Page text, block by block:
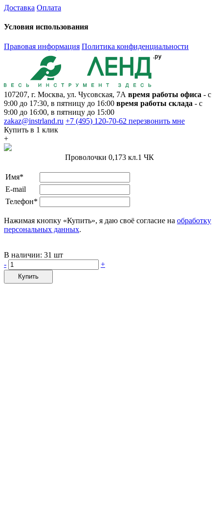
Доставка Оплата
Условия использования
Правовая информация Политика конфиденциальности
107207, г. Москва, ул. Чусовская, 7А время работы офиса - с
9:00 до 17:30, в пятницу до 16:00 время работы склада - с
9:00 до 16:00, в пятницу до 15:00
zakaz@instrland.ru +7 (495) 120-70-62 перезвонить мне
Купить в 1 клик
+
Проволочки 0,173 кл.1 ЧК
Имя*
E-mail
Телефон*
Нажимая кнопку «Купить», я даю своё согласие на обработку
персональных данных.
В наличии: 31 шт
-
+
Купить